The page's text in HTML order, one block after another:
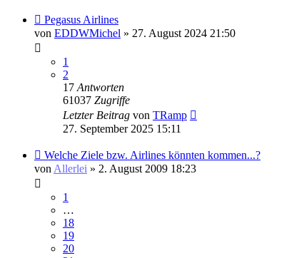
Pegasus Airlines
von EDDWMichel » 27. August 2024 21:50
1
2
17 Antworten
61037 Zugriffe
Letzter Beitrag von TRamp
27. September 2025 15:11
Welche Ziele bzw. Airlines könnten kommen...?
von Allerlei » 2. August 2009 18:23
1
…
18
19
20